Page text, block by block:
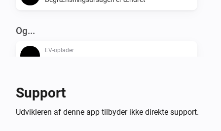
Og...
EV-oplader
Så...
EV-oplader
Support
Udvikleren af denne app tilbyder ikke direkte support.